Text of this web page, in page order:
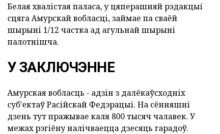
Белая хвалістая паласа, у цяперашняй рэдакцыі
сцяга Амурскай вобласці, займае па сваёй
шырыні 1/12 частка ад агульнай шырыні
палотнішча.
У ЗАКЛЮЧЭННЕ
Амурская вобласць - адзін з далёкаўсходніх
суб'ектаў Расійскай Федэрацыі. На сённяшні
дзень тут пражывае каля 800 тысяч чалавек. У
межах рэгіёну налічваецца дзесяць гарадоў.